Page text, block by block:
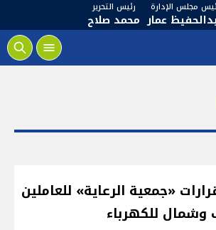
مجلس الإدارة
عمار
رئيس التحرير
محمد صلاح
«جمعية الرعاية» للعاملين
للكهرباء